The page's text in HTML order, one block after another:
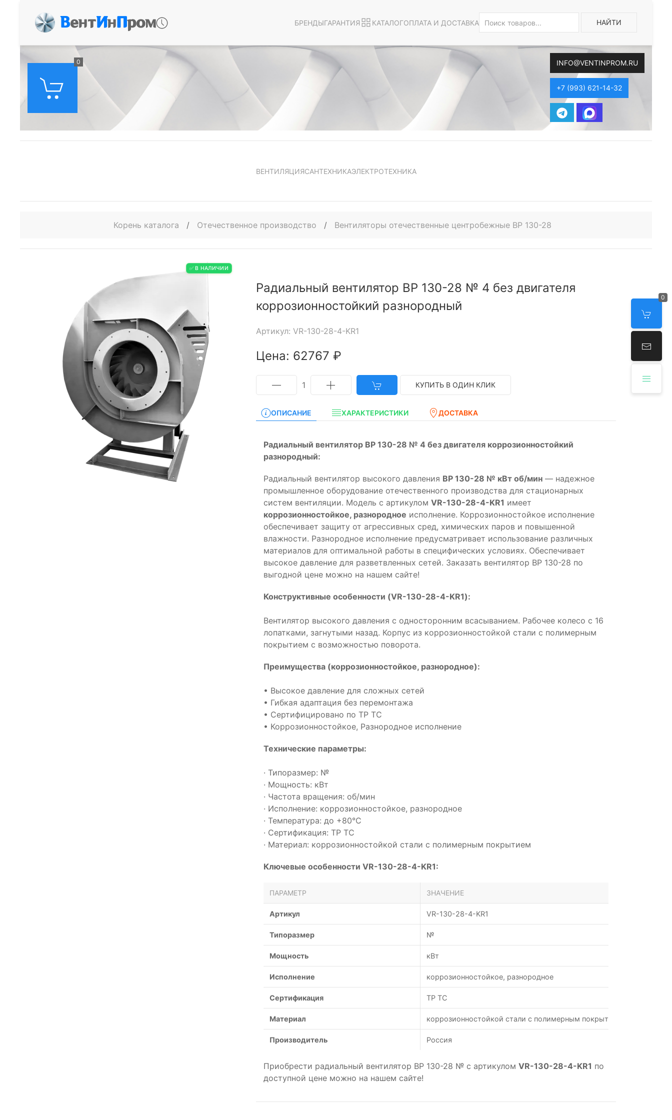
ВентИнПром БРЕНДЫГАРАНТИЯ КАТАЛОГОПЛАТА И ДОСТАВКА НАЙТИ
0 INFO@VENTINPROM.RU
+7 (993) 621-14-32
0
ВЕНТИЛЯЦИЯСАНТЕХНИКАЭЛЕКТРОТЕХНИКА
Корень каталога / Отечественное производство / Вентиляторы отечественные центробежные ВР 130-28
✅ В НАЛИЧИИ
Радиальный вентилятор ВР 130-28 № 4 без двигателя
коррозионностойкий разнородный
Артикул: VR-130-28-4-KR1
Цена: 62767 ₽
1 КУПИТЬ В ОДИН КЛИК
ОПИСАНИЕ ХАРАКТЕРИСТИКИ ДОСТАВКА
Радиальный вентилятор ВР 130-28 № 4 без двигателя коррозионностойкий
разнородный:
Радиальный вентилятор высокого давления ВР 130-28 № кВт об/мин — надежное
промышленное оборудование отечественного производства для стационарных
систем вентиляции. Модель с артикулом VR-130-28-4-KR1 имеет
коррозионностойкое, разнородное исполнение. Коррозионностойкое исполнение
обеспечивает защиту от агрессивных сред, химических паров и повышенной
влажности. Разнородное исполнение предусматривает использование различных
материалов для оптимальной работы в специфических условиях. Обеспечивает
высокое давление для разветвленных сетей. Заказать вентилятор ВР 130-28 по
выгодной цене можно на нашем сайте!
Конструктивные особенности (VR-130-28-4-KR1):
Вентилятор высокого давления с односторонним всасыванием. Рабочее колесо с 16
лопатками, загнутыми назад. Корпус из коррозионностойкой стали с полимерным
покрытием с возможностью поворота.
Преимущества (коррозионностойкое, разнородное):
• Высокое давление для сложных сетей
• Гибкая адаптация без перемонтажа
• Сертифицировано по ТР ТС
• Коррозионностойкое, Разнородное исполнение
Технические параметры:
· Типоразмер: №
· Мощность: кВт
· Частота вращения: об/мин
· Исполнение: коррозионностойкое, разнородное
· Температура: до +80°С
· Сертификация: ТР ТС
· Материал: коррозионностойкой стали с полимерным покрытием
Ключевые особенности VR-130-28-4-KR1:
ПАРАМЕТР ЗНАЧЕНИЕ
Артикул VR-130-28-4-KR1
Типоразмер №
Мощность кВт
Исполнение коррозионностойкое, разнородное
Сертификация ТР ТС
Материал коррозионностойкой стали с полимерным покрытием
Производитель Россия
Приобрести радиальный вентилятор ВР 130-28 № с артикулом VR-130-28-4-KR1 по
доступной цене можно на нашем сайте!